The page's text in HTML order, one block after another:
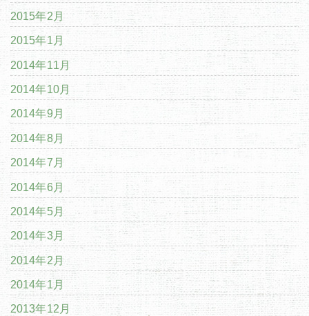
2015年2月
2015年1月
2014年11月
2014年10月
2014年9月
2014年8月
2014年7月
2014年6月
2014年5月
2014年3月
2014年2月
2014年1月
2013年12月